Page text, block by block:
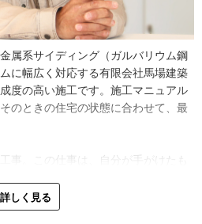
後は、岡山で大手の板金会社へ就
など、幅広い工事に携わり経験を積
と戻ります。そこで改めて、お父さ
。
場を見てきましたので、外壁工事や
、貴重な機会でした」
属系サイディング（ガルバリウム鋼
に幅広く対応する有限会社馬場建築
度の高い施工です。施工マニュアル
のときの住宅の状態に合わせて、最
事。この仕事は、自分が手がけたも
つも気を引き締めています。お客さ
ろん、子どもに『あれはお父さんが
詳しく見る